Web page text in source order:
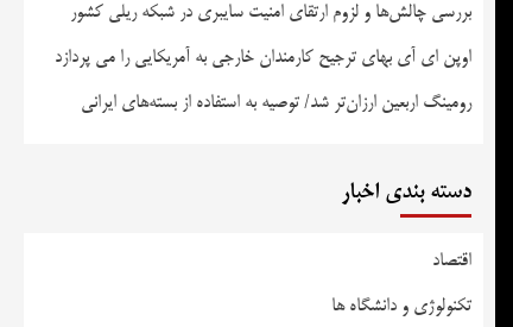
بررسی چالش‌ها و لزوم ارتقای امنیت سایبری در شبکه ریلی کشور
اوپن ای آی بهای ترجیح کارمندان خارجی به آمریکایی را می پردازد
رومینگ اربعین ارزان‌تر شد/ توصیه به استفاده از بسته‌های ایرانی
دسته بندی اخبار
اقتصاد
تکنولوژی و دانشگاه ها